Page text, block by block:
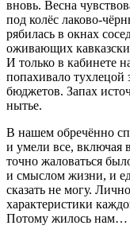
вновь. Весна
под колёс лаково-
рябилась в окнах
оживающих
И только в кабинете
попахивало
бюджетов. Запах
нытье.
В нашем обречённо
и умели все, включая
точно жаловаться
и смыслом жизни, и
сказать не могу.
характеристики
Потому жилось нам…